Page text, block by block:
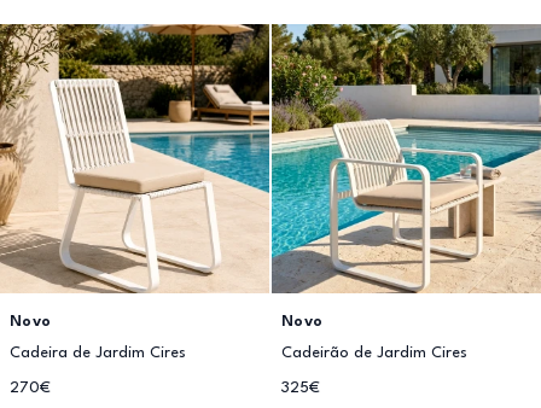
Novo
Cadeira de Jardim Cires
270€
Novo
Cadeirão de Jardim Cires
325€